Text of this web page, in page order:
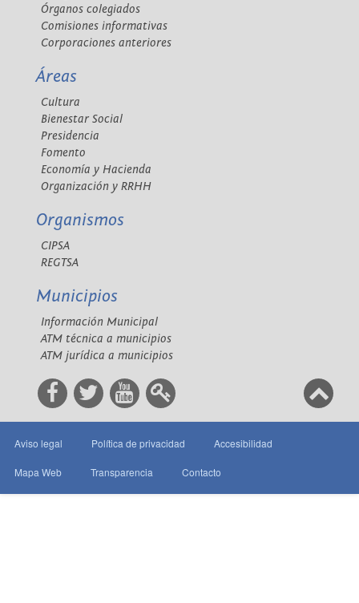
Órganos colegiados
Comisiones informativas
Corporaciones anteriores
Áreas
Cultura
Bienestar Social
Presidencia
Fomento
Economía y Hacienda
Organización y RRHH
Organismos
CIPSA
REGTSA
Municipios
Información Municipal
ATM técnica a municipios
ATM jurídica a municipios
Aviso legal Política de privacidad Accesibilidad
Mapa Web Transparencia Contacto